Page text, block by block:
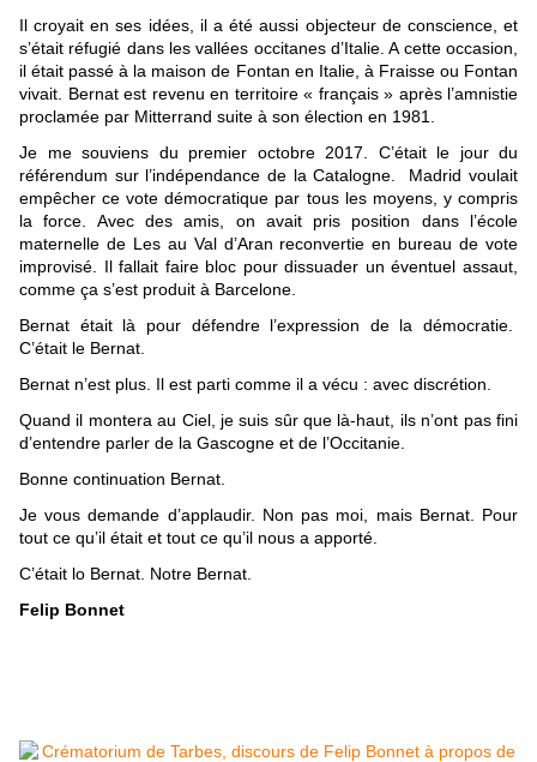
Il croyait en ses idées, il a été aussi objecteur de conscience, et
s’était réfugié dans les vallées occitanes d’Italie. A cette occasion,
il était passé à la maison de Fontan en Italie, à Fraisse ou Fontan
vivait. Bernat est revenu en territoire « français » après l’amnistie
proclamée par Mitterrand suite à son élection en 1981.
Je me souviens du premier octobre 2017. C’était le jour du
référendum sur l’indépendance de la Catalogne. Madrid voulait
empêcher ce vote démocratique par tous les moyens, y compris
la force. Avec des amis, on avait pris position dans l’école
maternelle de Les au Val d’Aran reconvertie en bureau de vote
improvisé. Il fallait faire bloc pour dissuader un éventuel assaut,
comme ça s’est produit à Barcelone.
Bernat était là pour défendre l’expression de la démocratie.
C’était le Bernat.
Bernat n’est plus. Il est parti comme il a vécu : avec discrétion.
Quand il montera au Ciel, je suis sûr que là-haut, ils n’ont pas fini
d’entendre parler de la Gascogne et de l’Occitanie.
Bonne continuation Bernat.
Je vous demande d’applaudir. Non pas moi, mais Bernat. Pour
tout ce qu’il était et tout ce qu’il nous a apporté.
C’était lo Bernat. Notre Bernat.
Felip Bonnet